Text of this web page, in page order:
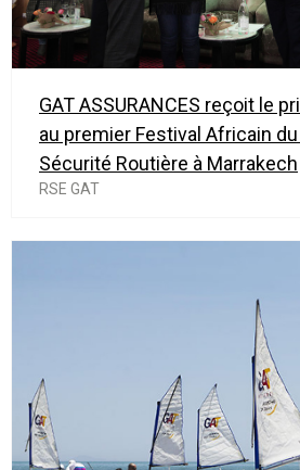
GAT ASSURANCES reçoit le
au premier Festival Africain
Sécurité Routière à Marrakech
RSE GAT